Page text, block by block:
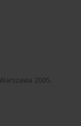
2005.